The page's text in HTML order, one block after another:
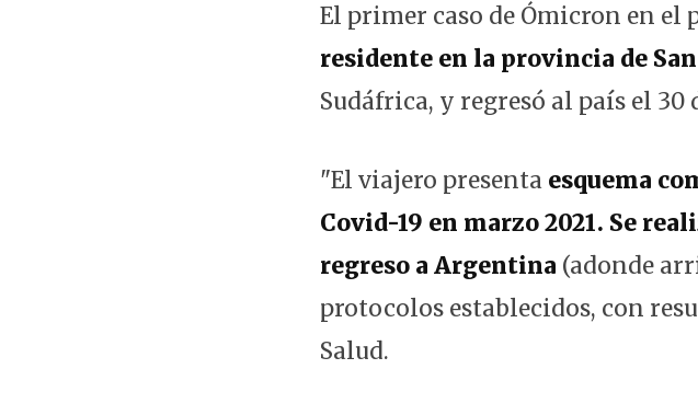
El primer caso de Ómicron en el
residente en la provincia de
Sudáfrica, y regresó al país el 30
"El viajero presenta esquema
Covid-19 en marzo 2021. Se
regreso a Argentina (adonde
protocolos establecidos, con
Salud.